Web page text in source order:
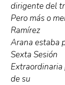
dirigente del
Pero más o
Ramírez
Arana estaba
Sexta Sesión
de su